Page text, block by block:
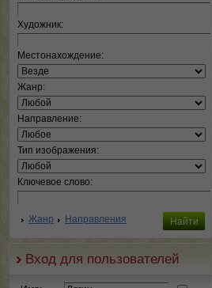
Художник:
Местонахождение:
Жанр:
Направление:
Тип изображения:
Ключевое слово:
Жанр Направления
Вход для пользователей